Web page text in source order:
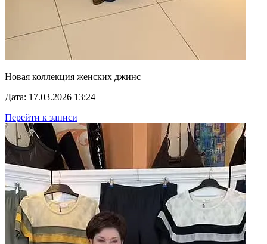
Новая коллекция женских джинс
Дата: 17.03.2026 13:24
Перейти к записи